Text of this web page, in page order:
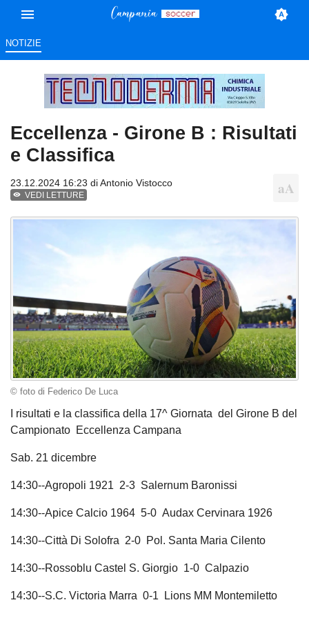
NOTIZIE
Eccellenza - Girone B : Risultati
e Classifica
23.12.2024 16:23 diAntonio Vistocco
VEDI LETTURE
© foto di Federico De Luca
I risultati e la classifica della 17^ Giornata del Girone B del
Campionato Eccellenza Campana
Sab. 21 dicembre
14:30--Agropoli 1921 2-3 Salernum Baronissi
14:30--Apice Calcio 1964 5-0 Audax Cervinara 1926
14:30--Città Di Solofra 2-0 Pol. Santa Maria Cilento
14:30--Rossoblu Castel S. Giorgio 1-0 Calpazio
14:30--S.C. Victoria Marra 0-1 Lions MM Montemiletto